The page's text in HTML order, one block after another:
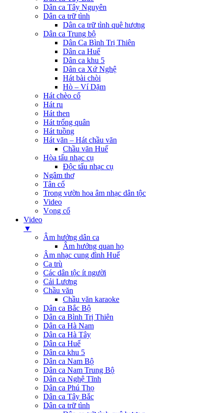
Dân ca Tây Nguyên
Dân ca trữ tình
Dân ca trữ tình quê hương
Dân ca Trung bộ
Dân Ca Bình Trị Thiên
Dân ca Huế
Dân ca khu 5
Dân ca Xứ Nghệ
Hát bài chòi
Hò – Ví Dặm
Hát chèo cổ
Hát ru
Hát then
Hát trống quân
Hát tuồng
Hát văn – Hát chầu văn
Chầu văn Huế
Hòa tấu nhạc cụ
Độc tấu nhạc cụ
Ngâm thơ
Tân cổ
Trong vườn hoa âm nhạc dân tộc
Video
Vọng cổ
Video
▼
Âm hưởng dân ca
Âm hưởng quan họ
Âm nhạc cung đình Huế
Ca trù
Các dân tộc ít người
Cải Lương
Chầu văn
Chầu văn karaoke
Dân ca Bắc Bộ
Dân ca Bình Trị Thiên
Dân ca Hà Nam
Dân ca Hà Tây
Dân ca Huế
Dân ca khu 5
Dân ca Nam Bộ
Dân ca Nam Trung Bộ
Dân ca Nghệ Tĩnh
Dân ca Phú Thọ
Dân ca Tây Bắc
Dân ca trữ tình